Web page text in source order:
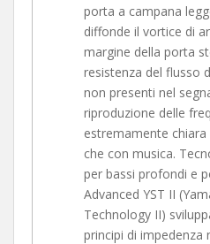
porta a campana
diffonde il vortice di
margine della porta
resistenza del flusso
non presenti nel
riproduzione delle
estremamente
che con musica.
per bassi profondi e
Advanced YST II
Technology II)
principi di impedenza